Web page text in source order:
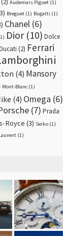
Audemars Piguet (1)
Breguet (1) Bugatti (1)
Chanel (6)
Dior(10) Dolce
(2) Ferrari
(4) Mansory
Mont-Blanc (1)
(4) Omega (6)
(7) Prada
Royce (3) Seiko (1)
(1)